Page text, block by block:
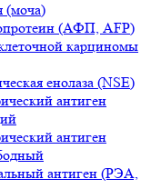
(моча)
(АФП, AFP)
карциномы
енолаза (NSE)
антиген
антиген
антиген (РЭА,